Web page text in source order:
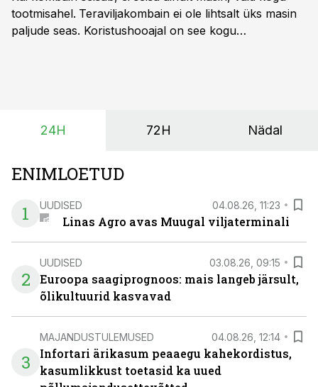
tootmisahel. Teraviljakombain ei ole lihtsalt üks masin
paljude seas. Koristushooajal on see kogu
24H 72H Nädal
ENIMLOETUD
1
UUDISED 04.08.26, 11:23
Linas Agro avas Muugal viljaterminali
2
UUDISED 03.08.26, 09:15
Euroopa saagiprognoos: mais langeb järsult,
õlikultuurid kasvavad
3
MAJANDUSTULEMUSED 04.08.26, 12:14
Infortari ärikasum peaaegu kahekordistus,
kasumlikkust toetasid ka uued